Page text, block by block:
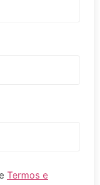
Termos e